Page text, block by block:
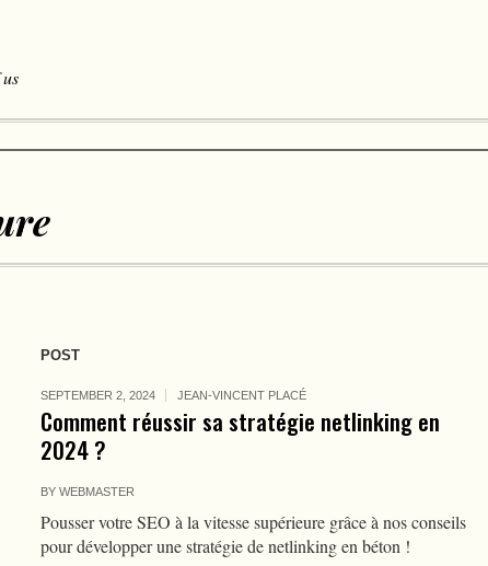
POST
SEPTEMBER 2, 2024 JEAN-VINCENT PLACÉ
Comment réussir sa stratégie netlinking en
2024 ?
BY WEBMASTER
Pousser votre SEO à la vitesse supérieure grâce à nos conseils
pour développer une stratégie de netlinking en béton !